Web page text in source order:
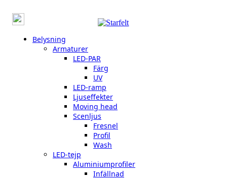
Belysning
Armaturer
LED-PAR
Färg
UV
LED-ramp
Ljuseffekter
Moving head
Scenljus
Fresnel
Profil
Wash
LED-tejp
Aluminiumprofiler
Infällnad